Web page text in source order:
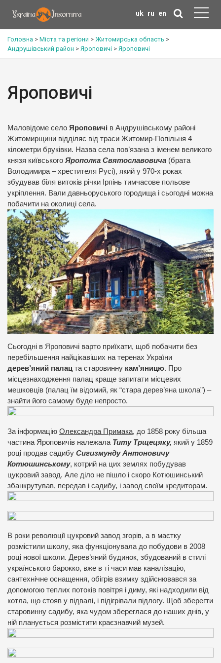
uk ru en
Головна > Міста та регіони > Житомирська область >
Андрушівський район > Яроповичі > Яроповичі
Яроповичі
Маловідоме село Яроповичі в Андрушівському районі
Житомирщини відділяє від траси Житомир-Попільня 4
кілометри бруківки. Назва села пов’язана з іменем великого
князя київського Ярополка Святославовича (брата
Володимира – хрестителя Русі), який у 970-х роках
збудував біля витоків річки Ірпінь тимчасове польове
укріплення. Вали давньоруського городища і сьогодні можна
побачити на околиці села.
Сьогодні в Яроповичі варто приїхати, щоб побачити без
перебільшення найцікавіших на теренах України
дерев’яний палац та старовинну кам’яницю. Про
місцезнаходження палац краще запитати місцевих
мешковців (палац їм відомий, як “стара дерев’яна школа”) –
знайти його самому буде непросто.
За інформацію Олександра Примака, до 1858 року більша
частина Яроповичів належала Титу Трщецяку, який у 1859
році продав садибу Сигизмунду Антоновичу
Котюшинському, котрий на цих землях побудував
цукровий завод. Але діло не пішло і скоро Котюшинський
збанкрутував, передав і садибу, і завод своїм кредиторам.
В роки революції цукровий завод згорів, а в маєтку
розмістили школу, яка функціонувала до побудови в 2008
році нової школи. Дерев’яний будинок, збудований в стилі
українського барокко, вже в ті часи мав каналізацію,
сантехнічне оснащення, обігрів взимку здійснювався за
допомогою теплих потоків повітря і диму, які надходили від
котла, що стояв у підвалі, і підігрівали підлогу. Щоб зберегти
старовинну садибу, яка чудом збереглася до наших днів, у
ній планується розмістити краєзнавчий музей.